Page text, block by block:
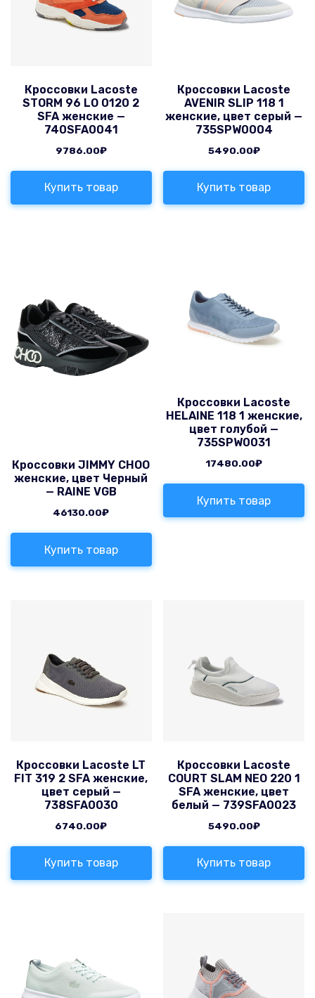
Кроссовки Lacoste
STORM 96 LO 0120 2
SFA женские —
740SFA0041
9786.00₽
Купить товар
Кроссовки Lacoste
AVENIR SLIP 118 1
женские, цвет серый —
735SPW0004
5490.00₽
Купить товар
Кроссовки JIMMY CHOO
женские, цвет Черный
— RAINE VGB
46130.00₽
Купить товар
Кроссовки Lacoste
HELAINE 118 1 женские,
цвет голубой —
735SPW0031
17480.00₽
Купить товар
Кроссовки Lacoste LT
FIT 319 2 SFA женские,
цвет серый —
738SFA0030
6740.00₽
Купить товар
Кроссовки Lacoste
COURT SLAM NEO 220 1
SFA женские, цвет
белый — 739SFA0023
5490.00₽
Купить товар